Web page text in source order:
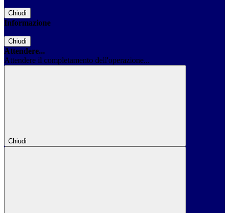
Chiudi
Informazione
Chiudi
Attendere...
Attendere il completamento dell'operazione...
Chiudi